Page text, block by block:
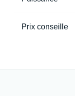
Prix conseille